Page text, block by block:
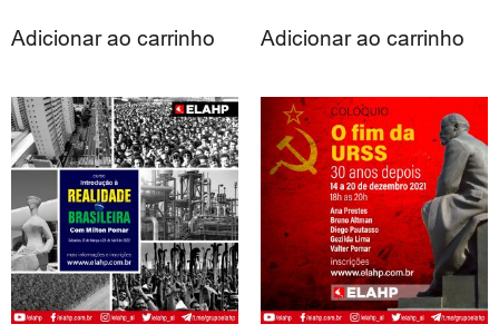
Adicionar ao carrinho Adicionar ao carrinho